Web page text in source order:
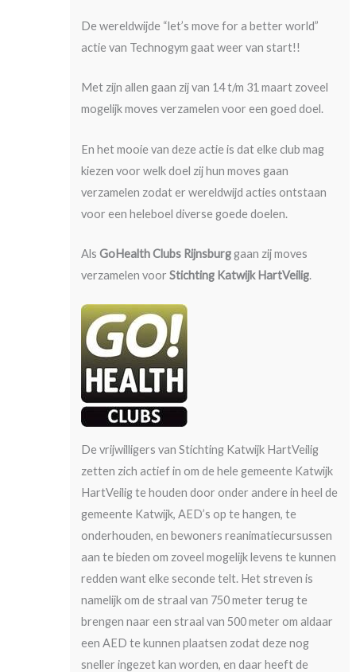
De wereldwijde “let’s move for a better world”
actie van Technogym gaat weer van start!!
Met zijn allen gaan zij van 14 t/m 31 maart zoveel
mogelijk moves verzamelen voor een goed doel.
En het mooie van deze actie is dat elke club mag
kiezen voor welk doel zij hun moves gaan
verzamelen zodat er wereldwijd acties ontstaan
voor een heleboel diverse goede doelen.
AlsGoHealth Clubs Rijnsburggaan zij moves
verzamelen voorStichting Katwijk HartVeilig.
De vrijwilligers van Stichting Katwijk HartVeilig
zetten zich actief in om de hele gemeente Katwijk
HartVeilig te houden door onder andere in heel de
gemeente Katwijk, AED’s op te hangen, te
onderhouden, en bewoners reanimatiecursussen
aan te bieden om zoveel mogelijk levens te kunnen
redden want elke seconde telt. Het streven is
namelijk om de straal van 750 meter terug te
brengen naar een straal van 500 meter om aldaar
een AED te kunnen plaatsen zodat deze nog
sneller ingezet kan worden, en daar heeft de